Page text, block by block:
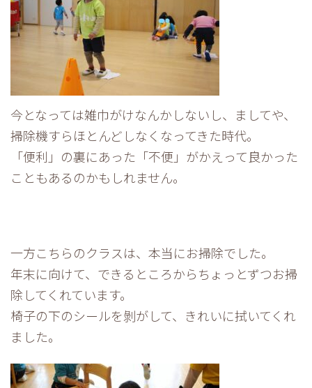
今となっては雑巾がけなんかしないし、ましてや、
掃除機すらほとんどしなくなってきた時代。
「便利」の裏にあった「不便」がかえって良かった
こともあるのかもしれません。
一方こちらのクラスは、本当にお掃除でした。
年末に向けて、できるところからちょっとずつお掃
除してくれています。
椅子の下のシールを剝がして、きれいに拭いてくれ
ました。